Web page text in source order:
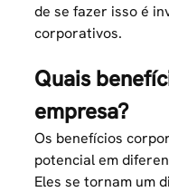
de se fazer isso é
corporativos.
Quais
empresa?
Os benefícios
potencial em
Eles se tornam um